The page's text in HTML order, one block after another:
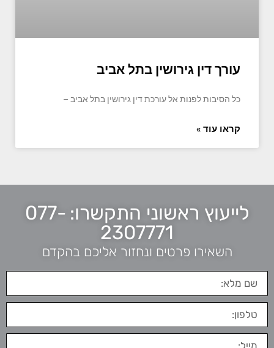
עורך דין גירושין בתל אביב
כל הסיבות לפנות אל עורכת דין גירושין בתל אביב –
קראו עוד »
לייעוץ ראשוני התקשרו: 077-
2307771
השאירו פרטים ונחזור אליכם בהקדם